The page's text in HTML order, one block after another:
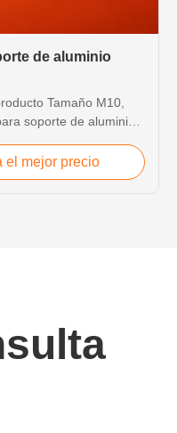
de aluminio
Tamaño M10,
soporte de aluminio.
de níquel
rendimiento de
el mejor precio